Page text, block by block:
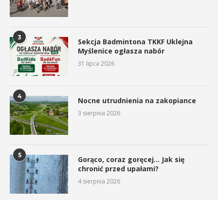
3
Sekcja Badmintona TKKF Uklejna
Myślenice ogłasza nabór
31 lipca 2026
4 Nocne utrudnienia na zakopiance
3 sierpnia 2026
5
Gorąco, coraz goręcej… Jak się
chronić przed upałami?
4 sierpnia 2026